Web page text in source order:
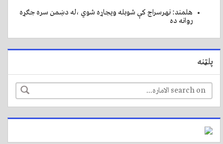
هلمند: نهرسراج کې شوبله ویجاړه شوي ،له دښمن سره جګړه
روانه ده
پلټنه